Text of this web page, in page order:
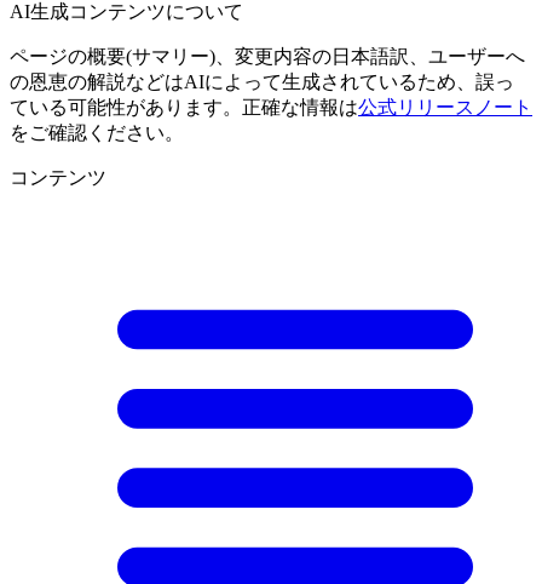
AI生成コンテンツについて
ページの概要(サマリー)、変更内容の日本語訳、ユーザーへ
の恩恵の解説などはAIによって生成されているため、誤っ
ている可能性があります。正確な情報は公式リリースノート
をご確認ください。
コンテンツ